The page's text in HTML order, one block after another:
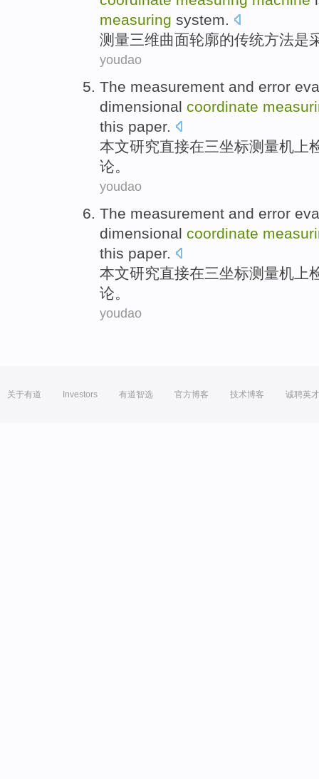
measuring system.
测量三维曲面轮廓的传统方法是
youdao
The measurement and error
dimensional coordinate
this paper.
本文研究直接在三坐标测量机上
论。
youdao
The measurement and error
dimensional coordinate
this paper.
本文研究直接在三坐标测量机上
论。
youdao
关于有道 Investors 有道智选 官方博客 技术博客 诚聘英才